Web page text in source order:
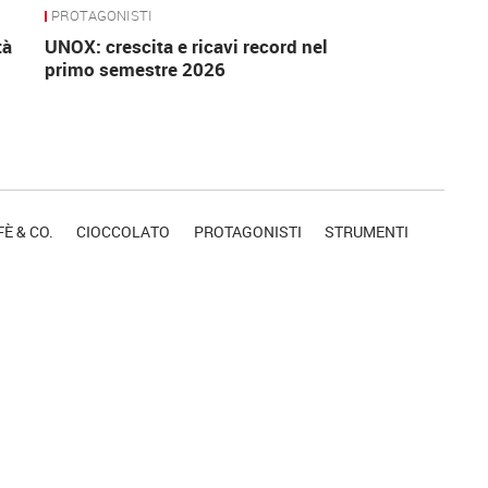
PROTAGONISTI
UNOX: crescita e ricavi record nel
primo semestre 2026
& CO. CIOCCOLATO PROTAGONISTI STRUMENTI